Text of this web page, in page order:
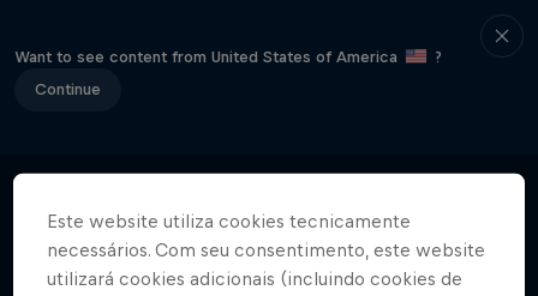
Want to see content from United States of America
?
Continue
Este website utiliza cookies tecnicamente
necessários. Com seu consentimento, este website
utilizará cookies adicionais (incluindo cookies de